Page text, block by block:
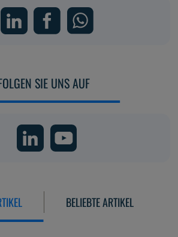
SIE UNS AUF
BELIEBTE ARTIKEL